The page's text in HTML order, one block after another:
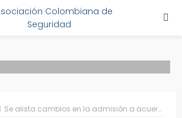
Se alista cambios en la admisión a acuerdos de reestructuración: Supersociedades